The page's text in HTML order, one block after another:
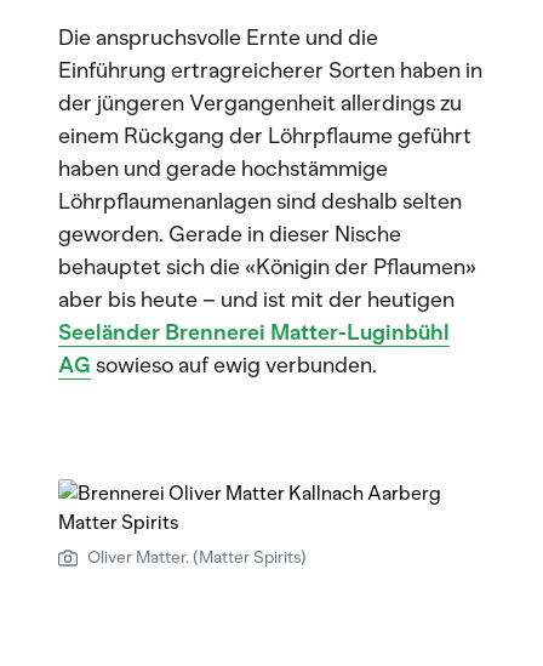
Die anspruchsvolle Ernte und die
Einführung ertragreicherer Sorten haben in
der jüngeren Vergangenheit allerdings zu
einem Rückgang der Löhrpflaume geführt
haben und gerade hochstämmige
Löhrpflaumenanlagen sind deshalb selten
geworden. Gerade in dieser Nische
behauptet sich die «Königin der Pflaumen»
aber bis heute – und ist mit der heutigen
Seeländer Brennerei Matter-Luginbühl
AG sowieso auf ewig verbunden.
Oliver Matter. (Matter Spirits)